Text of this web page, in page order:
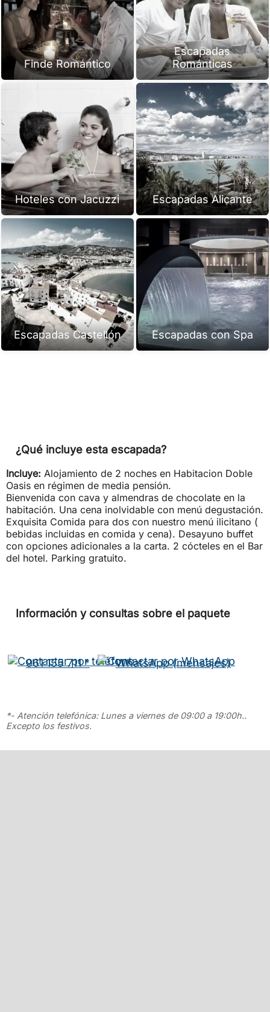
Finde Romántico
Escapadas
Románticas
Hoteles con Jacuzzi Escapadas Alicante
Escapadas Castellón Escapadas con Spa
¿Qué incluye esta escapada?
Incluye: Alojamiento de 2 noches en Habitacion Doble
Oasis en régimen de media pensión.
Bienvenida con cava y almendras de chocolate en la
habitación. Una cena inolvidable con menú degustación.
Exquisita Comida para dos con nuestro menú ilicitano (
bebidas incluidas en comida y cena). Desayuno buffet
con opciones adicionales a la carta. 2 cócteles en el Bar
del hotel. Parking gratuito.
Información y consultas sobre el paquete
961 155 711 * WhatsApp (mensajes)
*- Atención telefónica: Lunes a viernes de 09:00 a 19:00h..
Excepto los festivos.